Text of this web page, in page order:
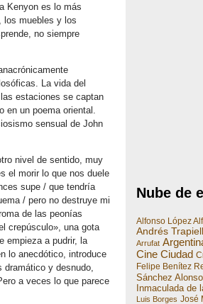
Kenyon es lo más
los muebles y los
no siempre
La vida del
estaciones se captan
un poema oriental.
sensual de John
nivel de sentido, muy
el morir lo que nos duele
supe / que tendría
/ pero no destruye mi
de las peonías
crepúsculo», una gota
empieza a pudrir, la
lo anecdótico, introduce
y desnudo,
a veces lo que parece
Nube de
Alfonso López
Andrés
Arrufat
Cine Ciudad
Felipe Benítez
Sánchez Alonso
Inmaculada de
Luis Borges José